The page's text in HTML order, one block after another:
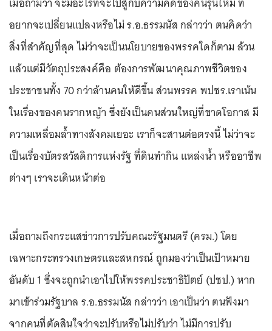
อยากจะเปลี่ยนแปลงหรือไม่ ร.อ.ธรรมนัส กล่าวว่า ตนคิดว่า
สิ่งที่สำคัญที่สุด ไม่ว่าจะเป็นนโยบายของพรรคใดก็ตาม ล้วน
แล้วแต่มีวัตถุประสงค์คือ ต้องการพัฒนาคุณภาพชีวิตของ
ประชาชนทั้ง 70 กว่าล้านคนให้ดีขึ้น ส่วนพรรค พปชร.เราเน้น
ในเรื่องของคนรากหญ้า ซึ่งยังเป็นคนส่วนใหญ่ที่ขาดโอกาส มี
ความเหลื่อมล้ำทางสังคมเยอะ เราก็จะสานต่อตรงนี้ ไม่ว่าจะ
เป็นเรื่องบัตรสวัสดิการแห่งรัฐ ที่ดินทำกิน แหล่งน้ำ หรืออาชีพ
ต่างๆ เราจะเดินหน้าต่อ
เมื่อถามถึงกระแสข่าวการปรับคณะรัฐมนตรี (ครม.) โดย
เฉพาะกระทรวงเกษตรและสหกรณ์ ถูกมองว่าเป็นเป้าหมาย
อันดับ 1 ซึ่งจะถูกนำเอาไปให้พรรคประชาธิปัตย์ (ปชป.) หาก
มาเข้าร่วมรัฐบาล ร.อ.ธรรมนัส กล่าวว่า เอาเป็นว่า ตนฟังมา
จากคนที่ตัดสินใจว่าจะปรับหรือไม่ปรับว่า ไม่มีการปรับ